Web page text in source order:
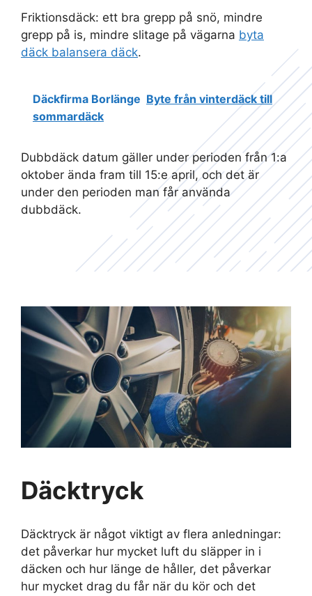
Friktionsdäck: ett bra grepp på snö, mindre
grepp på is, mindre slitage på vägarna byta
däck balansera däck.
Däckfirma Borlänge Byte från vinterdäck till
sommardäck
Dubbdäck datum gäller under perioden från 1:a
oktober ända fram till 15:e april, och det är
under den perioden man får använda
dubbdäck.
Däcktryck
Däcktryck är något viktigt av flera anledningar:
det påverkar hur mycket luft du släpper in i
däcken och hur länge de håller, det påverkar
hur mycket drag du får när du kör och det